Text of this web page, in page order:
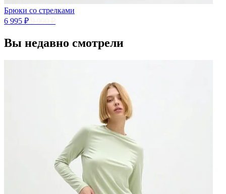
Брюки со стрелками
6 995 ₽
Вы недавно смотрели